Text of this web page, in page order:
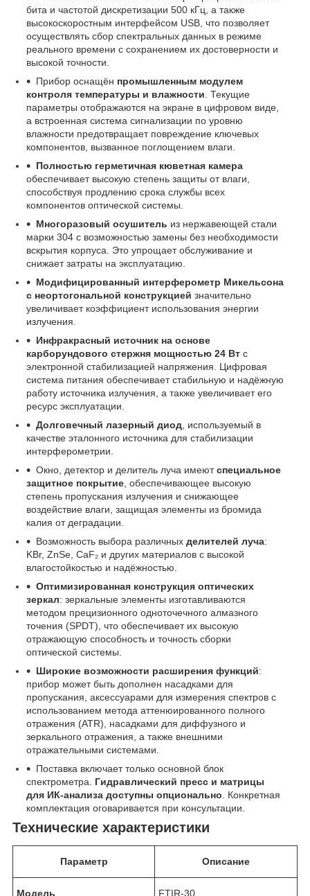
бита и частотой дискретизации 500 кГц, а также
высокоскоростным интерфейсом USB, что позволяет
осуществлять сбор спектральных данных в режиме
реального времени с сохранением их достоверности и
высокой точности.
Прибор оснащён промышленным модулем
контроля температуры и влажности . Текущие
параметры отображаются на экране в цифровом виде,
а встроенная система сигнализации по уровню
влажности предотвращает повреждение ключевых
компонентов, вызванное поглощением влаги.
Полностью герметичная кюветная камера
обеспечивает высокую степень защиты от влаги,
способствуя продлению срока службы всех
компонентов оптической системы.
Многоразовый осушитель из нержавеющей стали
марки 304 с возможностью замены без необходимости
вскрытия корпуса. Это упрощает обслуживание и
снижает затраты на эксплуатацию.
Модифицированный интерферометр Микельсона
с неортогональной конструкцией значительно
увеличивает коэффициент использования энергии
излучения.
Инфракрасный источник на основе
карборундового стержня мощностью 24 Вт с
электронной стабилизацией напряжения. Цифровая
система питания обеспечивает стабильную и надёжную
работу источника излучения, а также увеличивает его
ресурс эксплуатации.
Долговечный лазерный диод , используемый в
качестве эталонного источника для стабилизации
интерферометрии.
Окно, детектор и делитель луча имеютспециальное
защитное покрытие , обеспечивающее высокую
степень пропускания излучения и снижающее
воздействие влаги, защищая элементы из бромида
калия от деградации.
Возможность выбора различных делителей луча:
KBr, ZnSe, CaF₂ и других материалов с высокой
влагостойкостью и надёжностью.
Оптимизированная конструкция оптических
зеркал: зеркальные элементы изготавливаются
методом прецизионного одноточечного алмазного
точения (SPDT), что обеспечивает их высокую
отражающую способность и точность сборки
оптической системы.
Широкие возможности расширения функций:
прибор может быть дополнен насадками для
пропускания, аксессуарами для измерения спектров с
использованием метода аттенюированного полного
отражения (ATR), насадками для диффузного и
зеркального отражения, а также внешними
отражательными системами.
Поставка включает только основной блок
спектрометра. Гидравлический пресс и матрицы
для ИК-анализа доступны опционально . Конкретная
комплектация оговаривается при консультации.
Технические характеристики
Параметр Описание
Модель FTIR-30